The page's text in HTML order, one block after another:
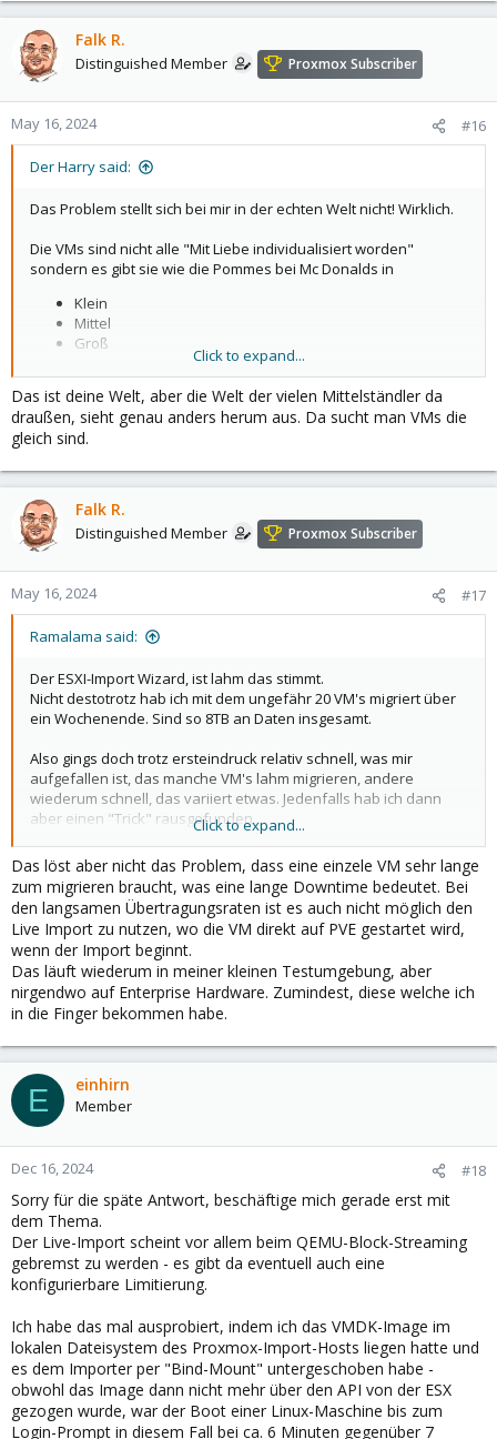
Falk R.
Distinguished Member Proxmox Subscriber
May 16, 2024 #16
Der Harry said:
Das Problem stellt sich bei mir in der echten Welt nicht! Wirklich.
Die VMs sind nicht alle "Mit Liebe individualisiert worden"
sondern es gibt sie wie die Pommes bei Mc Donalds in
Klein
Mittel
Groß
Dafür habe ich 3 Skripte. Fertig.
Die Platten der ESXi VM "ziehe" ich entweder mit rclone/rsync
dann auf "cloud speicher" - S3, CIFS, zur not verschlüsselt -
macht Rclone alles). Das performed auch ganz ordentlich (die
Threads von 4 auf 8 heben -
https://rclone.org/docs/#transfers-
n) und dann ist man am Limit der ESXi Physik oder am Limit vom
Netz.
Wie gesagt - für 500 Maschinen, würde ich mit n8n (oder was
ähnlichem) mir ein Tool bauen, das individuelle Pommes macht,
skripte baut, ... Ich brauche das nicht. Wenn es jemand braucht
Die Skripte oder die VMs anpassen ist auch nie im Leben das
Problem - bei mir war es immer die reine Kopierzeit der Daten.
AUch der Plan wann welche VMs runtergefahren werde oder ggf.
über ESXi clone erstellt werden (um dann nochmal final zu
syncen etc.) da ist der Gehirnschmalz.
Click to expand...
Das ist deine Welt, aber die Welt der vielen Mittelständler da
draußen, sieht genau anders herum aus. Da sucht man VMs die
gleich sind.
Falk R.
Distinguished Member Proxmox Subscriber
May 16, 2024 #17
Ramalama said:
Der ESXI-Import Wizard, ist lahm das stimmt.
Nicht destotrotz hab ich mit dem ungefähr 20 VM's migriert über
ein Wochenende. Sind so 8TB an Daten insgesamt.
Also gings doch trotz ersteindruck relativ schnell, was mir
aufgefallen ist, das manche VM's lahm migrieren, andere
wiederum schnell, das variiert etwas. Jedenfalls hab ich dann
aber einen "Trick" rausgefunden....
Am Anfang hab ich auf jedenfall auch gedacht, kake das wird nix,
ich muss nfs weg machen oder halt über ovftool migrieren.
Dann hab ich einfach noch einen Import gestartet und mir ist
aufgefallen das der speed sich verdoppelt hat.
Also mit "btop" kann mann ja netzwerkspeed sehen.
Dann habe ich 6 VMs auf einmal mit dem Import-Wizard migriert
und der transfer speed war ungefähr 5x schneller als nur mit
einer VM.
war der Import auch erfolgreich.
Keine Ahnung womit das zusammenhängt, aber ihr solltet auf
jedenfall mehrere VM's auf einmal importieren, wenns ein ESXI-
LG
Click to expand...
Das löst aber nicht das Problem, dass eine einzele VM sehr lange
zum migrieren braucht, was eine lange Downtime bedeutet. Bei
den langsamen Übertragungsraten ist es auch nicht möglich den
Live Import zu nutzen, wo die VM direkt auf PVE gestartet wird,
wenn der Import beginnt.
Das läuft wiederum in meiner kleinen Testumgebung, aber
nirgendwo auf Enterprise Hardware. Zumindest, diese welche ich
in die Finger bekommen habe.
E einhirn
Member
Dec 16, 2024 #18
Sorry für die späte Antwort, beschäftige mich gerade erst mit
dem Thema.
Der Live-Import scheint vor allem beim QEMU-Block-Streaming
gebremst zu werden - es gibt da eventuell auch eine
konfigurierbare Limitierung.
Ich habe das mal ausprobiert, indem ich das VMDK-Image im
lokalen Dateisystem des Proxmox-Import-Hosts liegen hatte und
es dem Importer per "Bind-Mount" untergeschoben habe -
obwohl das Image dann nicht mehr über den API von der ESX
gezogen wurde, war der Boot einer Linux-Maschine bis zum
Login-Prompt in diesem Fall bei ca. 6 Minuten gegenüber 7